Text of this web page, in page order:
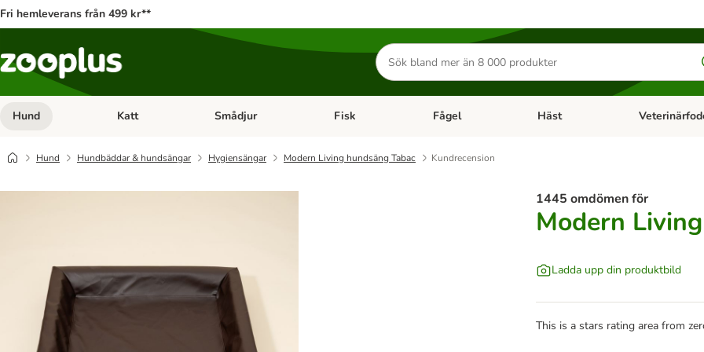
Fri hemleverans från 499 kr**
Sök
efter
produkter
Hund Open category menu: Hund
Katt Open category menu: Katt
Smådjur Open category menu: Smådjur
Fisk Open category menu: Fisk
Fågel Open category menu: Fågel
Häst Open category
Hund Hundbäddar & hundsängar Hygiensängar Modern Living hundsäng Tabac Kundrecension
1445 omdömen för
Modern
Ladda upp din produktbild
This is a stars rating area from